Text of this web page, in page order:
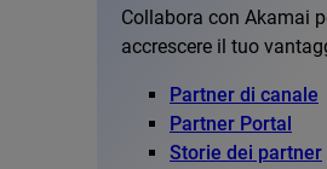
Collabora con Akamai
accrescere il tuo
Partner di canale
Partner Portal
Storie dei partner